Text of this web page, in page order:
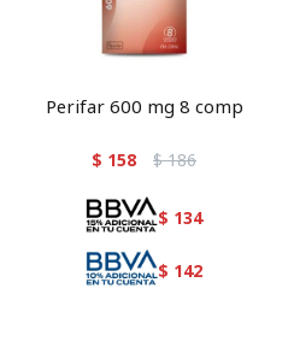
Perifar 600 mg 8 comp
$ 158 $ 186
$ 134
$ 142